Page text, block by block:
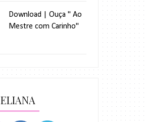
Download | Ouça " Ao
Mestre com Carinho"
ELIANA